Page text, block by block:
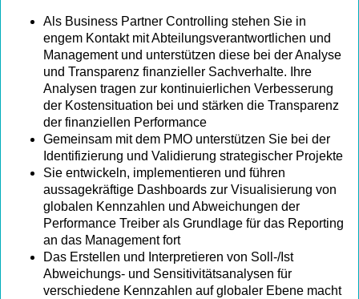
Als Business Partner Controlling stehen Sie in
engem Kontakt mit Abteilungsverantwortlichen und
Management und unterstützen diese bei der Analyse
und Transparenz finanzieller Sachverhalte. Ihre
Analysen tragen zur kontinuierlichen Verbesserung
der Kostensituation bei und stärken die Transparenz
der finanziellen Performance
Gemeinsam mit dem PMO unterstützen Sie bei der
Identifizierung und Validierung strategischer Projekte
Sie entwickeln, implementieren und führen
aussagekräftige Dashboards zur Visualisierung von
globalen Kennzahlen und Abweichungen der
Performance Treiber als Grundlage für das Reporting
an das Management fort
Das Erstellen und Interpretieren von Soll-/Ist
Abweichungs- und Sensitivitätsanalysen für
verschiedene Kennzahlen auf globaler Ebene macht